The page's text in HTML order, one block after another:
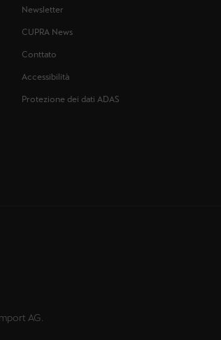
Newsletter
CUPRA News
Conttato
Accessibilità
Protezione dei dati ADAS
AG.